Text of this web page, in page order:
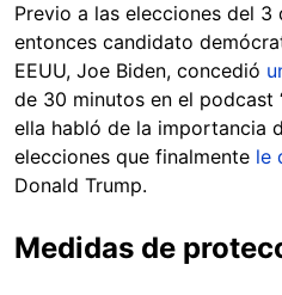
Previo a las elecciones del
entonces candidato
EEUU, Joe Biden, concedió
de 30 minutos en el podcast
ella habló de la importancia
elecciones que finalmente le
Donald Trump.
Medidas de